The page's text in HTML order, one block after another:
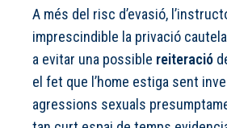
A més del risc d’evasió,
imprescindible la privació
a evitar una possible reiteració
el fet que l’home estiga sent
agressions sexuals